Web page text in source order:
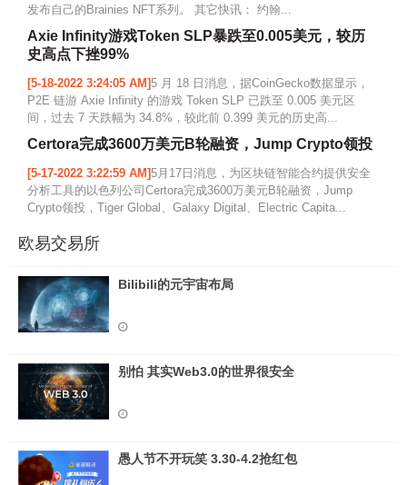
发布自己的Brainies NFT系列。 其它快讯： 约翰...
Axie Infinity游戏Token SLP暴跌至0.005美元，较历
史高点下挫99%
[5-18-2022 3:24:05 AM]5 月 18 日消息，据CoinGecko数据显示，
P2E 链游 Axie Infinity 的游戏 Token SLP 已跌至 0.005 美元区
间，过去 7 天跌幅为 34.8%，较此前 0.399 美元的历史高...
Certora完成3600万美元B轮融资，Jump Crypto领投
[5-17-2022 3:22:59 AM]5月17日消息，为区块链智能合约提供安全
分析工具的以色列公司Certora完成3600万美元B轮融资，Jump
Crypto领投，Tiger Global、Galaxy Digital、Electric Capita...
欧易交易所
Bilibili的元宇宙布局
别怕 其实Web3.0的世界很安全
愚人节不开玩笑 3.30-4.2抢红包